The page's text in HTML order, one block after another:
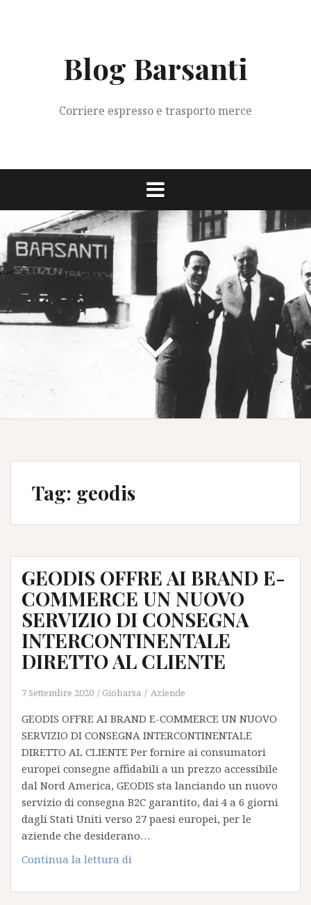
Blog Barsanti
Corriere espresso e trasporto merce
Tag: geodis
GEODIS OFFRE AI BRAND E-
COMMERCE UN NUOVO
SERVIZIO DI CONSEGNA
INTERCONTINENTALE
DIRETTO AL CLIENTE
7 Settembre 2020 Giobarsa Aziende
GEODIS OFFRE AI BRAND E-COMMERCE UN NUOVO
SERVIZIO DI CONSEGNA INTERCONTINENTALE
DIRETTO AL CLIENTE Per fornire ai consumatori
europei consegne affidabili a un prezzo accessibile
dal Nord America, GEODIS sta lanciando un nuovo
servizio di consegna B2C garantito, dai 4 a 6 giorni
dagli Stati Uniti verso 27 paesi europei, per le
aziende che desiderano…
Continua la lettura di
AI